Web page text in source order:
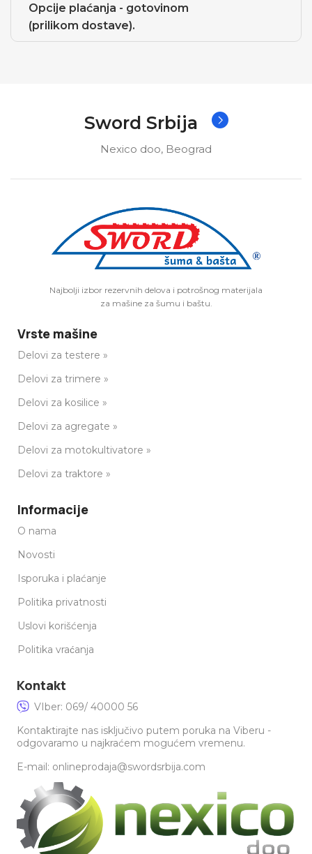
Opcije plaćanja - gotovinom
(prilikom dostave).
Sword Srbija
Nexico doo, Beograd
Najbolji izbor rezervnih delova i potrošnog materijala
za mašine za šumu i baštu.
Vrste mašine
Delovi za testere »
Delovi za trimere »
Delovi za kosilice »
Delovi za agregate »
Delovi za motokultivatore »
Delovi za traktore »
Informacije
O nama
Novosti
Isporuka i plaćanje
Politika privatnosti
Uslovi korišćenja
Politika vraćanja
Kontakt
VIber: 069/ 40000 56
Kontaktirajte nas isključivo putem poruka na Viberu -
odgovaramo u najkraćem mogućem vremenu.
E-mail: onlineprodaja@swordsrbija.com